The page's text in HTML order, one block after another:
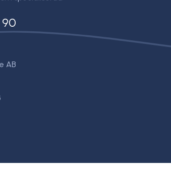
90
AB